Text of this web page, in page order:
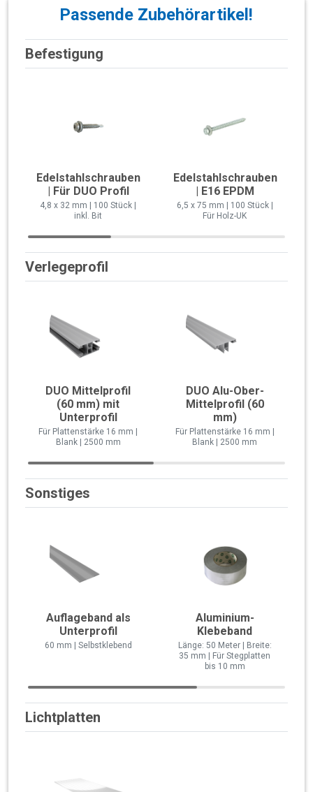
Passende Zubehörartikel!
Befestigung
Edelstahlschrauben
| Für DUO Profil
4,8 x 32 mm | 100 Stück |
inkl. Bit
Edelstahlschrauben
| E16 EPDM
6,5 x 75 mm | 100 Stück |
Für Holz-UK
Verlegeprofil
DUO Mittelprofil
(60 mm) mit
Unterprofil
Für Plattenstärke 16 mm |
Blank | 2500 mm
DUO Alu-Ober-
Mittelprofil (60
mm)
Für Plattenstärke 16 mm |
Blank | 2500 mm
Sonstiges
Auflageband als
Unterprofil
60 mm | Selbstklebend
Aluminium-
Klebeband
Länge: 50 Meter | Breite:
35 mm | Für Stegplatten
bis 10 mm
Lichtplatten